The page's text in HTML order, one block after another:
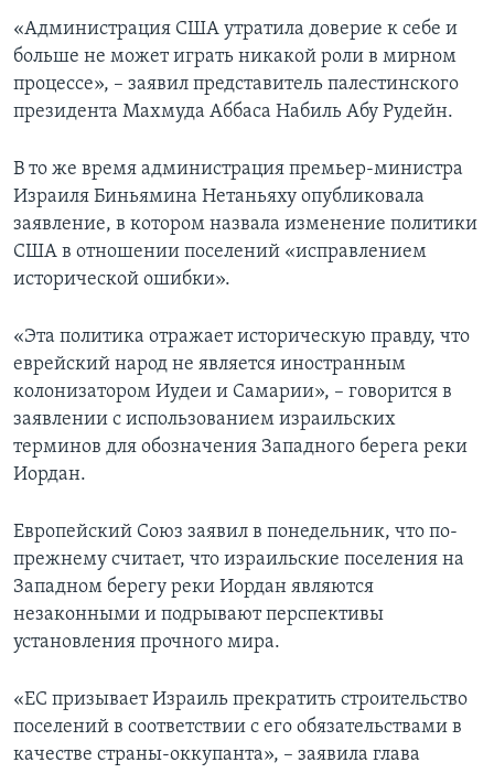
«Администрация США утратила доверие к себе и
больше не может играть никакой роли в мирном
процессе», – заявил представитель палестинского
президента Махмуда Аббаса Набиль Абу Рудейн.
В то же время администрация премьер-министра
Израиля Биньямина Нетаньяху опубликовала
заявление, в котором назвала изменение политики
США в отношении поселений «исправлением
исторической ошибки».
«Эта политика отражает историческую правду, что
еврейский народ не является иностранным
колонизатором Иудеи и Самарии», – говорится в
заявлении с использованием израильских
терминов для обозначения Западного берега реки
Иордан.
Европейский Союз заявил в понедельник, что по-
прежнему считает, что израильские поселения на
Западном берегу реки Иордан являются
незаконными и подрывают перспективы
установления прочного мира.
«ЕС призывает Израиль прекратить строительство
поселений в соответствии с его обязательствами в
качестве страны-оккупанта», – заявила глава